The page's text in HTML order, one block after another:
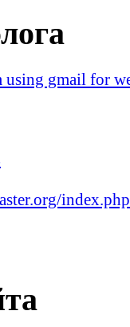
using gmail for